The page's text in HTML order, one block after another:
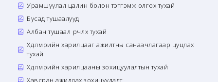
Урамшуулал цалин болон тэтгэмж олгох тухай
Бусад тушаалууд
Албан тушаал өөрчлөх тухай
Хөдөлмөрийн харилцааг ажилтны санаачлагаар цуцлах
тухай
Хөдөлмөрийн харилцааны зохицуулалтын тухай
Хавсран ажиллах зохицуулалт